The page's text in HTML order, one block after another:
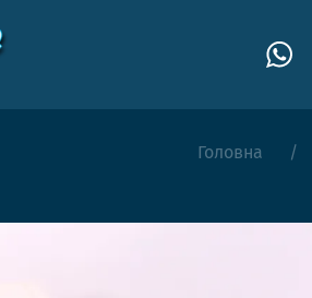
Головна